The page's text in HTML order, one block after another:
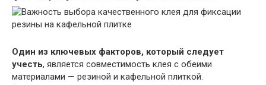
Один из ключевых факторов, который следует
учесть, является совместимость клея с обеими
материалами — резиной и кафельной плиткой.